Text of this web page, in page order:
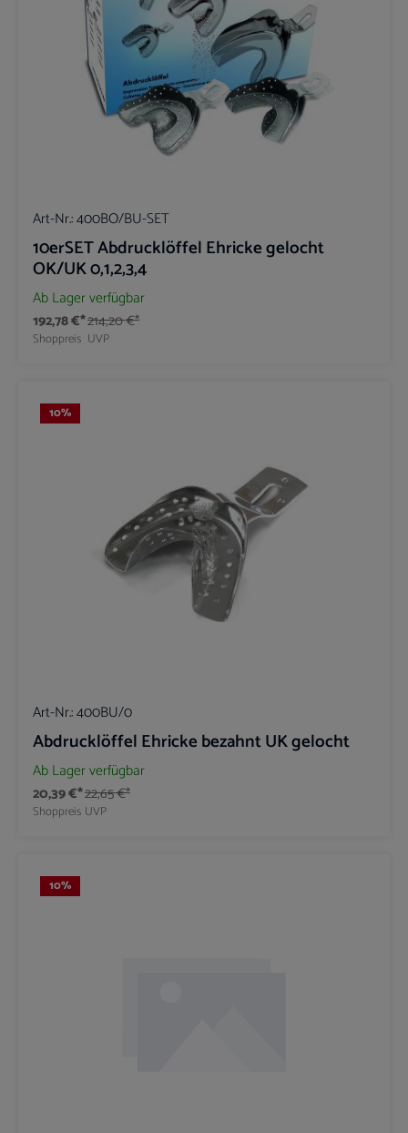
Art-Nr.:400BO/BU-SET
10erSET Abdrucklöffel Ehricke gelocht
OK/UK 0,1,2,3,4
Ab Lager verfügbar
192,78 €*
Shoppreis
214,20 €*
UVP
10%
Art-Nr.:400BU/0
Abdrucklöffel Ehricke bezahnt UK gelocht
Ab Lager verfügbar
20,39 €*
Shoppreis
22,65 €*
UVP
10%